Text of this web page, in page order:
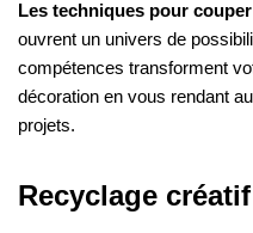
Les techniques pour
ouvrent un univers de
compétences transforment
décoration en vous rendant
projets.
Recyclage